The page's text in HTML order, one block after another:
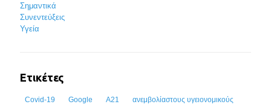
Σημαντικά
Συνεντεύξεις
Υγεία
Ετικέτες
Covid-19 Google Α21 ανεμβολίαστους υγειονομικούς